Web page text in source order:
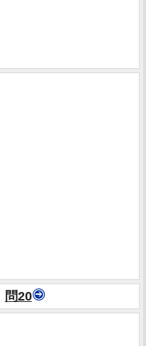
問20